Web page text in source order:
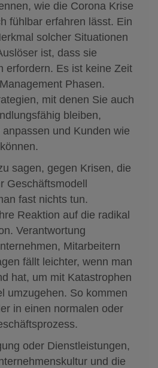
wie die Corona Krise
fühlbar erfahren lässt. Ein
solcher Situationen
ist, dass sie
erfordern. Es ist keine Zeit
Phasen.
mit denen Sie auch
bleiben,
und Kunden wie
sagen, gegen Krisen, die
Geschäftsmodell
fast nichts tun.
Reaktion auf die radikal
Verantwortung
Mitarbeitern
fällt leichter, wenn man
hat, um mit Katastrophen
umzugehen. So kommen
in einen normalen oder
oder Dienstleistungen,
und die